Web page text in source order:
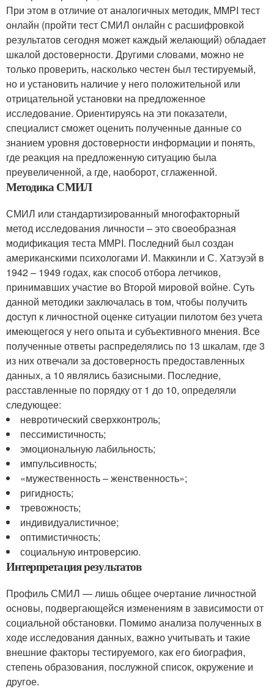
При этом в отличие от аналогичных методик, MMPI тест
онлайн (пройти тест СМИЛ онлайн с расшифровкой
результатов сегодня может каждый желающий) обладает
шкалой достоверности. Другими словами, можно не
только проверить, насколько честен был тестируемый,
но и установить наличие у него положительной или
отрицательной установки на предложенное
исследование. Ориентируясь на эти показатели,
специалист сможет оценить полученные данные со
знанием уровня достоверности информации и понять,
где реакция на предложенную ситуацию была
преувеличенной, а где, наоборот, сглаженной.
Методика СМИЛ
СМИЛ или стандартизированный многофакторный
метод исследования личности – это своеобразная
модификация теста ММРI. Последний был создан
американскими психологами И. Маккинли и С. Хатэуэй в
1942 – 1949 годах, как способ отбора летчиков,
принимавших участие во Второй мировой войне. Суть
данной методики заключалась в том, чтобы получить
доступ к личностной оценке ситуации пилотом без учета
имеющегося у него опыта и субъективного мнения. Все
полученные ответы распределялись по 13 шкалам, где 3
из них отвечали за достоверность предоставленных
данных, а 10 являлись базисными. Последние,
расставленные по порядку от 1 до 10, определяли
следующее:
невротический сверхконтроль;
пессимистичность;
эмоциональную лабильность;
импульсивность;
«мужественность – женственность»;
ригидность;
тревожность;
индивидуалистичное;
оптимистичность;
социальную интроверсию.
Интерпретация результатов
Профиль СМИЛ — лишь общее очертание личностной
основы, подвергающейся изменениям в зависимости от
социальной обстановки. Помимо анализа полученных в
ходе исследования данных, важно учитывать и такие
внешние факторы тестируемого, как его биография,
степень образования, послужной список, окружение и
другое.